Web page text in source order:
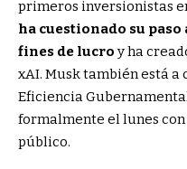
primeros inversionistas
ha cuestionado su paso
fines de lucro y ha
xAI. Musk también está a
Eficiencia
formalmente el lunes
público.